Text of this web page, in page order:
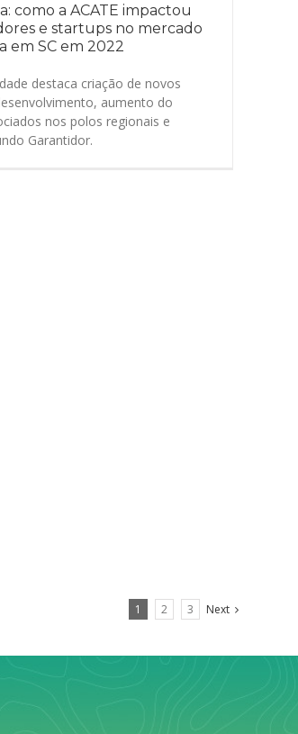
como a ACATE impactou
e startups no mercado
em SC em 2022
destaca criação de novos
aumento do
nos polos regionais e
Garantidor.
1 2 3 Next